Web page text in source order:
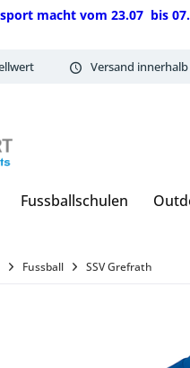
macht vom 23.07 bis
Versand
Fussballschulen
Fussball SSV Grefrath